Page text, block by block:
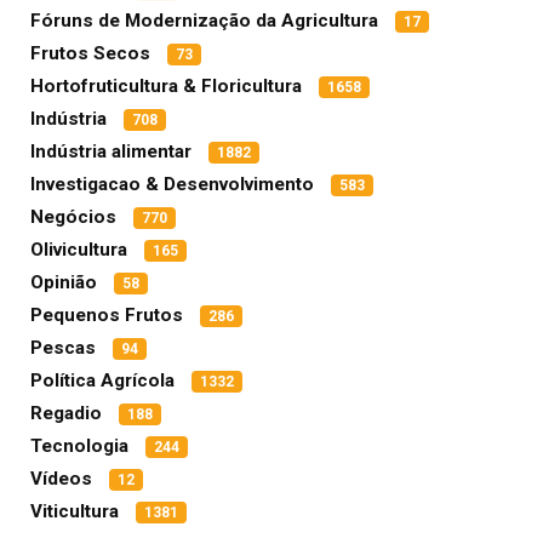
Fóruns de Modernização da Agricultura 17
Frutos Secos 73
Hortofruticultura & Floricultura 1658
Indústria 708
Indústria alimentar 1882
Investigacao & Desenvolvimento 583
Negócios 770
Olivicultura 165
Opinião 58
Pequenos Frutos 286
Pescas 94
Política Agrícola 1332
Regadio 188
Tecnologia 244
Vídeos 12
Viticultura 1381